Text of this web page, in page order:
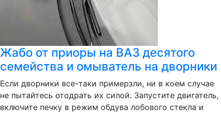
Жабо от приоры на ВАЗ десятого
семейства и омыватель на дворники
Если дворники все-таки примерзли, ни в коем случае
не пытайтесь отодрать их силой. Запустите двигатель,
включите печку в режим обдува лобового стекла и